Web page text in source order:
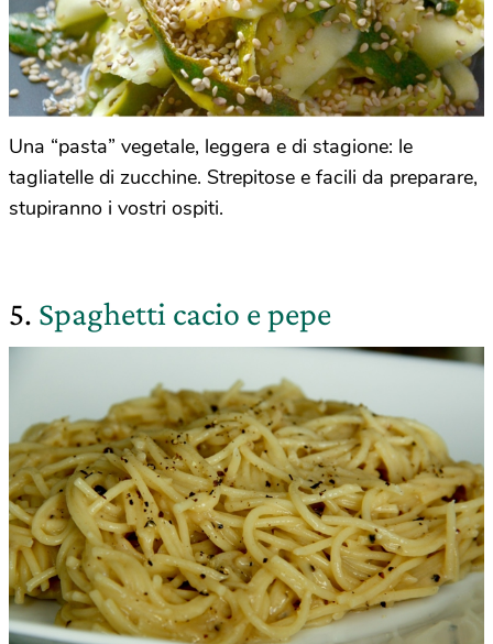
Una “pasta” vegetale, leggera e di stagione: le
tagliatelle di zucchine. Strepitose e facili da preparare,
stupiranno i vostri ospiti.
5. Spaghetti cacio e pepe